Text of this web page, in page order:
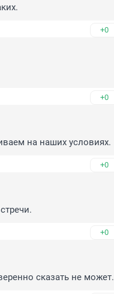
+0
+0
на наших условиях.
+0
+0
сказать не может.